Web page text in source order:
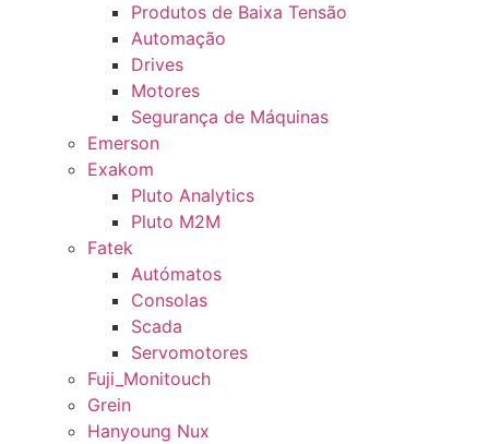
Produtos de Baixa Tensão
Automação
Drives
Motores
Segurança de Máquinas
Emerson
Exakom
Pluto Analytics
Pluto M2M
Fatek
Autómatos
Consolas
Scada
Servomotores
Fuji_Monitouch
Grein
Hanyoung Nux